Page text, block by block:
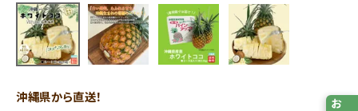
沖縄県から直送！